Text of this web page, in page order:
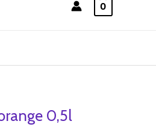
0
0,5l